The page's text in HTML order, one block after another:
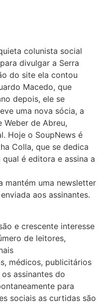
colunista social
divulgar a Serra
do site ela contou
Macedo, que
depois, ele se
uma nova sócia, a
de Abreu,
Hoje o SoupNews é
Colla, que se dedica
é editora e assina a
mantém uma newsletter
aos assinantes.
e crescente interesse
de leitores,
médicos, publicitários
assinantes do
para
sociais as curtidas são